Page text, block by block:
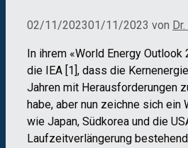
02/11/202301/11/2023 von
In ihrem «World Energy
die IEA [1], dass die
Jahren mit Herausforderungen
habe, aber nun zeichne sich ein
wie Japan, Südkorea und die
Laufzeitverlängerung